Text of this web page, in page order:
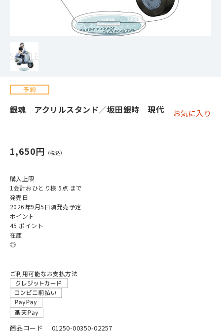
銀魂 アクリルスタンド／坂田銀時 現代 お気に入り
1,650円
購入上限
1会計おひとり様 5点 まで
発売日
2026年9月5日頃発売予定
ポイント
45 ポイント
在庫
◎
ご利用可能なお支払方法
商品コード
01250-00350-02257